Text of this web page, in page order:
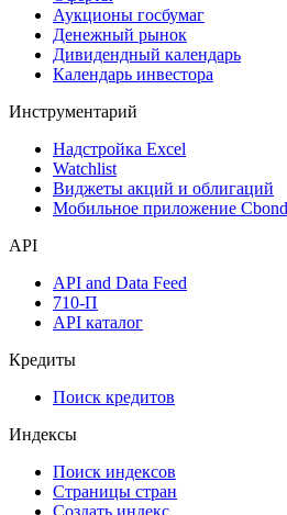
Календарь событий
Дефолты
Размещения
Оферты
Аукционы госбумаг
Денежный рынок
Календарь инвестора
Инструментарий
Надстройка Excel
Мобильное приложение Cbonds
API
API and Data Feed
API каталог
Кредиты
Поиск кредитов
Индексы